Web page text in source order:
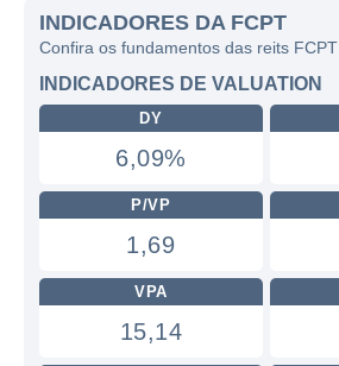
INDICADORES DA FCPT
Confira os fundamentos das reits FCPT
INDICADORES DE VALUATION
DY
6,09%
P/VP
1,69
VPA
15,14